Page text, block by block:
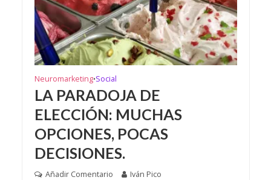
Neuromarketing•Social
LA PARADOJA DE
ELECCIÓN: MUCHAS
OPCIONES, POCAS
DECISIONES.
Añadir Comentario Iván Pico